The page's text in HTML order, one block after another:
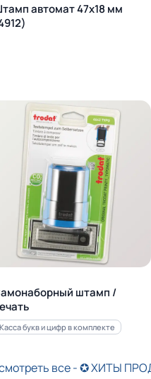
автомат 47х18 мм
штамп /
Касса букв и цифр в комплекте
все - ✪ ХИТЫ